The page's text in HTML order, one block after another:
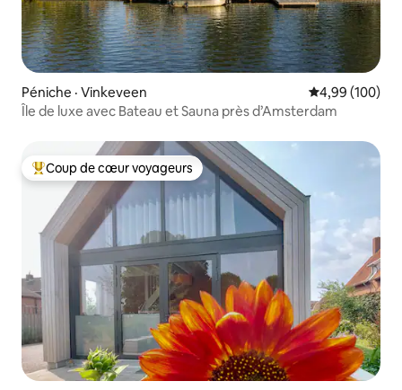
Péniche · Vinkeveen Note
4,99 (100)
Île de luxe avec Bateau et Sauna près d’Amsterdam
Coup de cœur voyageurs parmi les plus aimés
Coup de cœur voyageurs